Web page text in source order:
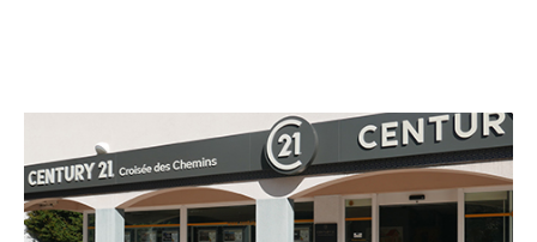
CENTURY 21 Croisée des Chemins
46 place de l'Eglise
CRUSEILLES - 74350